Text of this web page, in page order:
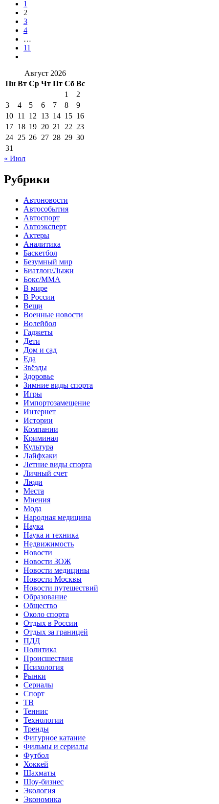
1
2
3
4
…
11
Август 2026
Пн Вт Ср Чт Пт Сб Вс
1
2
3
4 5 6 7 8
9
10 11 12 13 14 15 16
17 18 19 20 21 22 23
24 25 26 27 28 29 30
31
« Июл
Рубрики
Автоновости
Автособытия
Автоспорт
Автоэксперт
Актеры
Аналитика
Баскетбол
Безумный мир
Биатлон/Лыжи
Бокс/MMA
В мире
В России
Вещи
Военные новости
Волейбол
Гаджеты
Дети
Дом и сад
Еда
Звёзды
Здоровье
Зимние виды спорта
Игры
Импортозамещение
Интернет
Истории
Компании
Криминал
Культура
Лайфхаки
Летние виды спорта
Личный счет
Люди
Места
Мнения
Мода
Народная медицина
Наука
Наука и техника
Недвижимость
Новости
Новости ЗОЖ
Новости медицины
Новости Москвы
Новости путешествий
Образование
Общество
Около спорта
Отдых в России
Отдых за границей
ПДД
Политика
Происшествия
Психология
Рынки
Сериалы
Спорт
ТВ
Теннис
Технологии
Тренды
Фигурное катание
Фильмы и сериалы
Футбол
Хоккей
Шахматы
Шоу-бизнес
Экология
Экономика